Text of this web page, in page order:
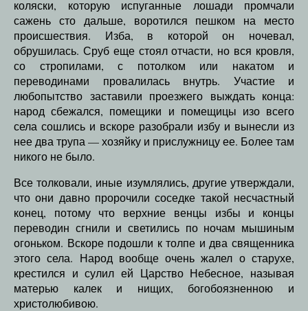
коляски, которую испуганные лошади промчали
сажень сто дальше, воротился пешком на место
происшествия. Изба, в которой он ночевал,
обрушилась. Сруб еще стоял отчасти, но вся кровля,
со стропилами, с потолком или накатом и
переводинами провалилась внутрь. Участие и
любопытство заставили проезжего выждать конца:
народ сбежался, помещики и помещицы изо всего
села сошлись и вскоре разобрали избу и вынесли из
нее два трупа — хозяйку и прислужницу ее. Более там
никого не было.
Все толковали, иные изумлялись, другие утверждали,
что они давно пророчили соседке такой несчастный
конец, потому что верхние венцы избы и концы
переводин сгнили и светились по ночам мышиным
огоньком. Вскоре подошли к толпе и два священника
этого села. Народ вообще очень жалел о старухе,
крестился и сулил ей Царство Небесное, называя
матерью калек и нищих, богобоязненною и
христолюбивою.